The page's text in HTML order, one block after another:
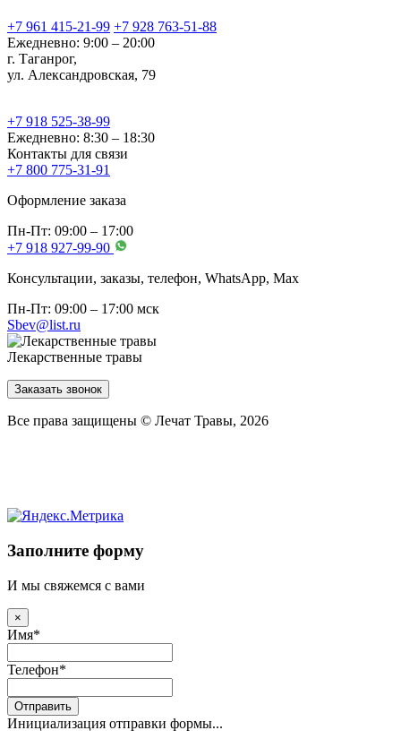
+7 961 415-21-99 +7 928 763-51-88
Ежедневно: 9:00 – 20:00
г. Таганрог,
ул. Александровская, 79
+7 918 525-38-99
Ежедневно: 8:30 – 18:30
Контакты для связи
+7 800 775-31-91
Оформление заказа
Пн-Пт: 09:00 – 17:00
+7 918 927-99-90
Консультации, заказы, телефон, WhatsApp, Мах
Пн-Пт: 09:00 – 17:00 мск
Sbev@list.ru
Лекарственные травы
Заказать звонок
Все права защищены © Лечат Травы, 2026
Заполните форму
И мы свяжемся с вами
×
Имя*
Телефон*
Отправить
Инициализация отправки формы...